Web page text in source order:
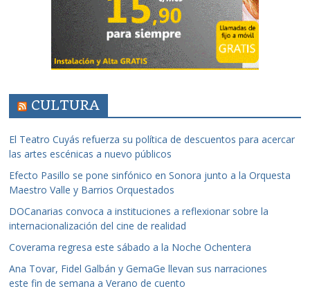
CULTURA
El Teatro Cuyás refuerza su política de descuentos para acercar
las artes escénicas a nuevo públicos
Efecto Pasillo se pone sinfónico en Sonora junto a la Orquesta
Maestro Valle y Barrios Orquestados
DOCanarias convoca a instituciones a reflexionar sobre la
internacionalización del cine de realidad
Coverama regresa este sábado a la Noche Ochentera
Ana Tovar, Fidel Galbán y GemaGe llevan sus narraciones
este fin de semana a Verano de cuento